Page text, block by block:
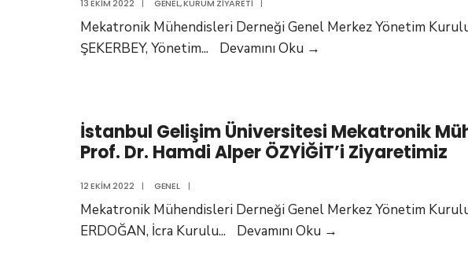
Başkanı
Arzu
ÖZBEY’i
Ziyaretimiz
13 EKIM 2022 | GENEL,KURUM ZIYARETI |
Mekatronik Mühendisleri Derneği Genel Merkez Yönetim
ŞEKERBEY, Yönetim... Devamını Oku →
Bölüm
Başkanı
Mustafa
Caner
İstanbul Gelişim Üniversitesi Mekatronik
Prof. Dr. Hamdi Alper ÖZYİĞİT’i Ziyaretimiz
12 EKIM 2022 | GENEL |
Mekatronik Mühendisleri Derneği Genel Merkez Yönetim
ERDOĞAN, İcra Kurulu... Devamını Oku →